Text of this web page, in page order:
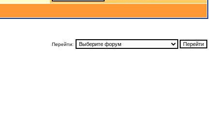
Перейти: